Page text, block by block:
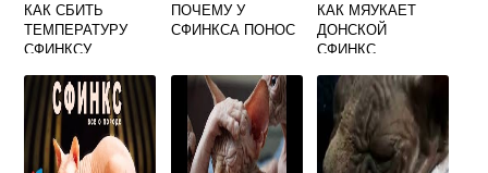
КАК СБИТЬ
ТЕМПЕРАТУРУ
СФИНКСУ
ПОЧЕМУ У
СФИНКСА ПОНОС
КАК МЯУКАЕТ
ДОНСКОЙ
СФИНКС